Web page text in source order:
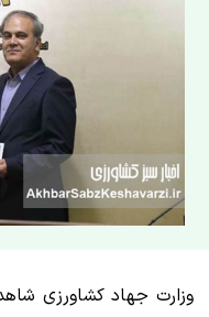
وزارت جهاد کشاورزی